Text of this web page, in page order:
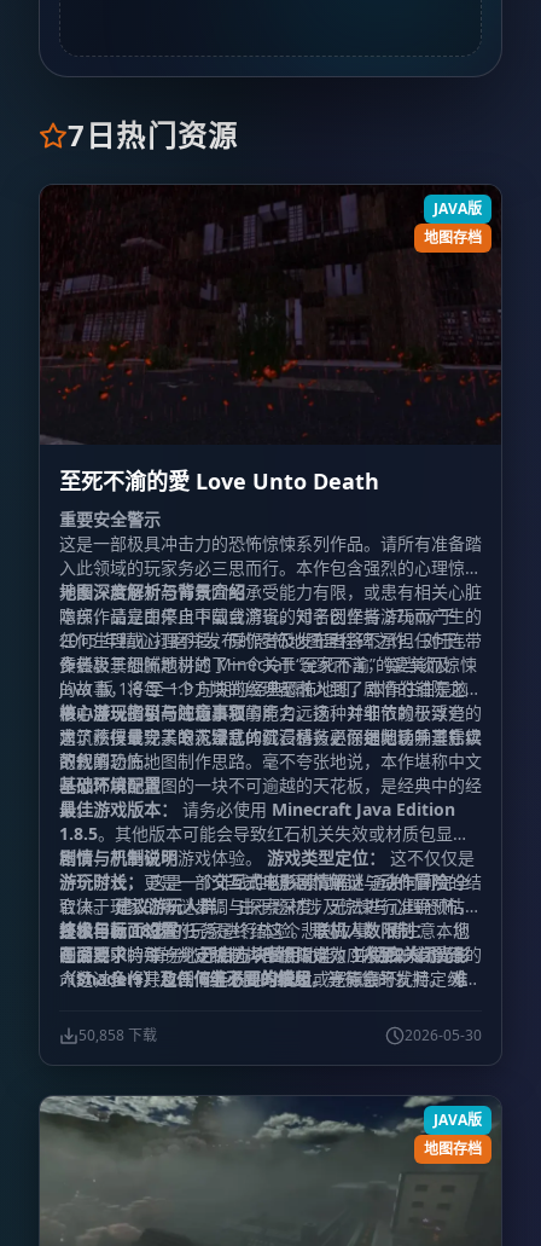
7日热门资源
JAVA版
地图存档
至死不渝的愛 Love Unto Death
重要安全警示
这是一部极具冲击力的恐怖惊悚系列作品。请所有准备踏
入此领域的玩家务必三思而行。本作包含强烈的心理惊吓
元素，若您对恐怖氛围的承受能力有限，或患有相关心脏
隐疾，请立即停止下载或游玩。对于因坚持游玩而产生的
任何生理或心理不适，原作者及发布者将不承担任何连带
责任。
地图深度解析与背景介绍
本部作品是由来自中国台湾省的知名创作者 27box 于
2015 年精心打磨并发布的恐怖地图里程碑之作。对于众
多热衷于恐怖题材的 Minecraft 玩家而言，每当谈及
Java 版 1.8 至 1.9 时期的经典恐怖地图，本作往往是脑
海中浮现的第一顺位。它的声名远扬，并非依赖于浮夸的
建筑炫技或令人眼花缭乱的红石科技，而是归功于其扎实
的叙事功底。
作者极其细腻地讲述了一个关于“至死不渝”的凄美而惊悚
的故事，将每一个方块的纹理都融入到了剧情的铺陈之
中，展现了极高的场景叙事能力。这种对细节的极致追
求，不仅呈现了令人窒息的沉浸感，更深远地影响了后续
数代的恐怖地图制作思路。毫不夸张地说，本作堪称中文
区恐怖解谜地图的一块不可逾越的天花板，是经典中的经
典。
核心游玩指引与注意事项
为了获得最完美的沉浸式体验，请务必仔细阅读并遵守以
下规则：
基础环境配置
最佳游戏版本：
请务必使用 Minecraft Java Edition
1.8.5。其他版本可能会导致红石机关失效或材质包显示
错误，严重破坏游戏体验。 游戏类型定位：
这不仅仅是
一个游戏，更是一部交互式电影剧情解谜与动作冒险的结
合体。建议游玩人群：由于题材涉及惊悚与心理恐怖，
建议年满18岁的玩家进行体验。联机人数限制：本地
图采用了特殊的判定机制，严格限定为1人至2人游玩。
人数过多将导致剧情无法正常触发或逻辑崩坏。
剧情与机制说明
游玩时长： 这是一个非线性的探索过程，通关时间完全
取决于玩家的解谜步调与探索深度，无法进行准确预估。
终极目标：您的任务是终结这个悲剧故事。请注意，您
在游戏中的每一个支线选择都像蝴蝶效应般影响着最终的
命运，全作共包含6组不同的结局，等待您的发掘。难
摒弃传统 Minecraft 的游玩逻辑（如“遇到墙就挖”或“物
品只是合成材料”）。在本作中，
任何物品都具备其真实
的。请像在一个真实世界中那样去思考问题，否则您将陷
入严重的卡关困境。
技术与画面设置
画面要求：请务必开启方块替用功能，并彻底关闭光影
（Shaders）及任何非必要的模组。光影会干扰特定线索
若您选择双人联机模式，请务必在服务器配置文件
（server.properties）中将指令方块选项设置为开启状
必须在非和平模式下运行，否则关键的怪物与剧情事件将
无法生成。材质包特别说明：下载的资源包通常包含专
用材质。请
严禁解压缩
该 zip 格式的材质包。 该材质包
为作者纯手工绘制，包含大量剧情相关的独家纹理，严禁
任何形式的擅自篡改、提取或二次拷贝
。请尊重创作者的
心血，保持原汁原味。
50,858 下载 2026-05-30
JAVA版
地图存档